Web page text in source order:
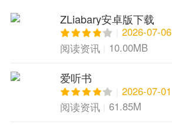
ZLiabary安卓版下载
2026-07-06
阅读资讯
10.00MB
爱听书
2026-07-01
阅读资讯
61.85M